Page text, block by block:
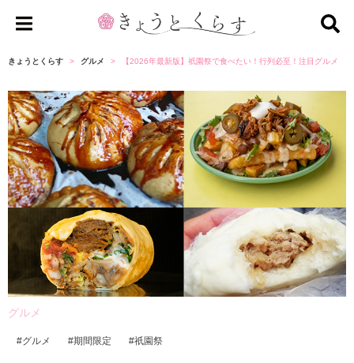
ょ
と
く
ら
す
きょうとくらす グルメ 【2026年最新版】祇園祭で食べたい！行列必至！注目グルメ
グルメ
グルメ 期間限定 祇園祭